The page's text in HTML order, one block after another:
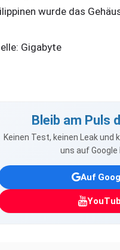
wurde das
Gigabyte
Bleib am Puls
Keinen Test, keinen Leak und
uns auf Google
Auf